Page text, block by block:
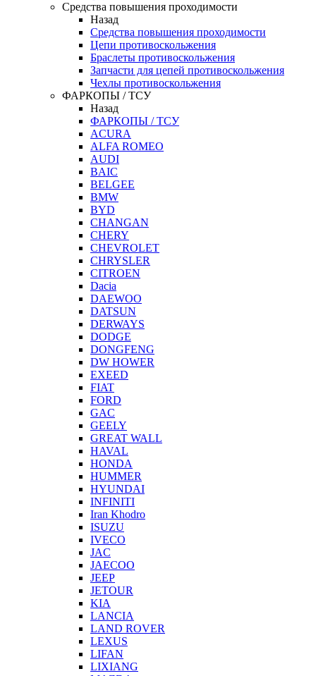
Средства повышения проходимости
Назад
Средства повышения проходимости
Цепи противоскольжения
Браслеты противоскольжения
Запчасти для цепей противоскольжения
Чехлы противоскольжения
ФАРКОПЫ / ТСУ
Назад
ФАРКОПЫ / ТСУ
ACURA
ALFA ROMEO
AUDI
BAIC
BELGEE
BMW
BYD
CHANGAN
CHERY
CHEVROLET
CHRYSLER
CITROEN
Dacia
DAEWOO
DATSUN
DERWAYS
DODGE
DONGFENG
DW HOWER
EXEED
FIAT
FORD
GAC
GEELY
GREAT WALL
HAVAL
HONDA
HUMMER
HYUNDAI
INFINITI
Iran Khodro
ISUZU
IVECO
JAC
JAECOO
JEEP
JETOUR
KIA
LANCIA
LAND ROVER
LEXUS
LIFAN
LIXIANG